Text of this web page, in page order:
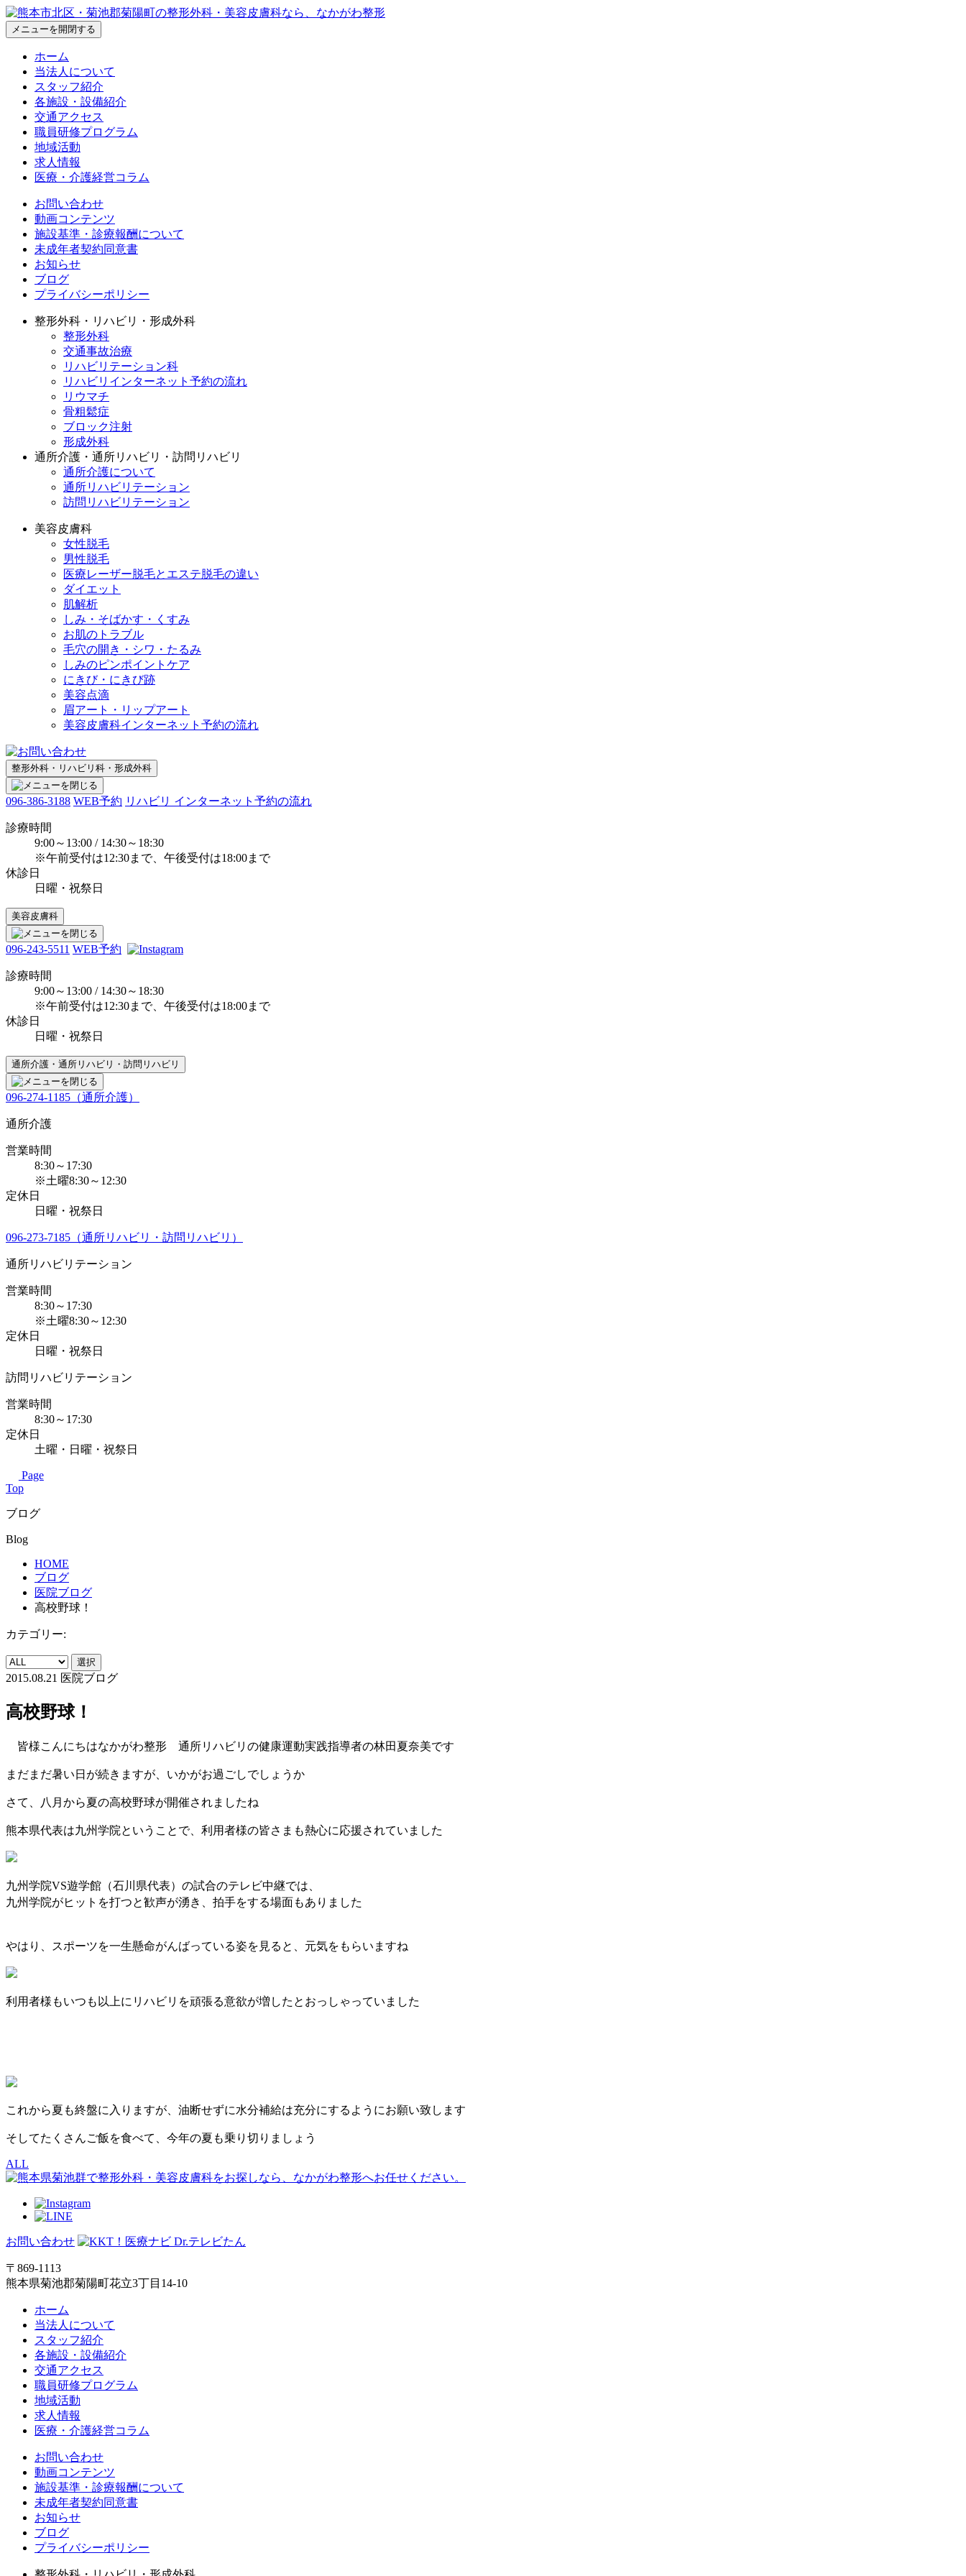
メニューを開閉する
ホーム
当法人について
スタッフ紹介
各施設・設備紹介
交通アクセス
職員研修プログラム
地域活動
求人情報
医療・介護経営コラム
お問い合わせ
動画コンテンツ
施設基準・診療報酬について
未成年者契約同意書
お知らせ
ブログ
プライバシーポリシー
整形外科・リハビリ・形成外科
整形外科
交通事故治療
リハビリテーション科
リハビリインターネット予約の流れ
リウマチ
骨粗鬆症
ブロック注射
形成外科
通所介護・通所リハビリ・訪問リハビリ
通所介護について
通所リハビリテーション
訪問リハビリテーション
美容皮膚科
女性脱毛
男性脱毛
医療レーザー脱毛とエステ脱毛の違い
ダイエット
肌解析
しみ・そばかす・くすみ
お肌のトラブル
毛穴の開き・シワ・たるみ
しみのピンポイントケア
にきび・にきび跡
美容点滴
眉アート・リップアート
美容皮膚科インターネット予約の流れ
整形外科・リハビリ科・形成外科
096-386-3188 WEB予約 リハビリ インターネット予約の流れ
診療時間
9:00～13:00 / 14:30～18:30
※午前受付は12:30まで、午後受付は18:00まで
休診日
日曜・祝祭日
美容皮膚科
096-243-5511 WEB予約
診療時間
9:00～13:00 / 14:30～18:30
※午前受付は12:30まで、午後受付は18:00まで
休診日
日曜・祝祭日
通所介護・通所リハビリ・訪問リハビリ
096-274-1185（通所介護）
通所介護
営業時間
8:30～17:30
※土曜8:30～12:30
定休日
日曜・祝祭日
096-273-7185（通所リハビリ・訪問リハビリ）
通所リハビリテーション
営業時間
8:30～17:30
※土曜8:30～12:30
定休日
日曜・祝祭日
訪問リハビリテーション
営業時間
8:30～17:30
定休日
土曜・日曜・祝祭日
Page
Top
ブログ
Blog
HOME
ブログ
医院ブログ
高校野球！
カテゴリー:
選択
2015.08.21 医院ブログ
高校野球！
皆様こんにちはなかがわ整形 通所リハビリの健康運動実践指導者の林田夏奈美です
まだまだ暑い日が続きますが、いかがお過ごしでしょうか
さて、八月から夏の高校野球が開催されましたね
熊本県代表は九州学院ということで、利用者様の皆さまも熱心に応援されていました
九州学院VS遊学館（石川県代表）の試合のテレビ中継では、
九州学院がヒットを打つと歓声が湧き、拍手をする場面もありました
やはり、スポーツを一生懸命がんばっている姿を見ると、元気をもらいますね
利用者様もいつも以上にリハビリを頑張る意欲が増したとおっしゃっていました
これから夏も終盤に入りますが、油断せずに水分補給は充分にするようにお願い致します
そしてたくさんご飯を食べて、今年の夏も乗り切りましょう
ALL
お問い合わせ
〒869-1113
熊本県菊池郡菊陽町花立3丁目14-10
ホーム
当法人について
スタッフ紹介
各施設・設備紹介
交通アクセス
職員研修プログラム
地域活動
求人情報
医療・介護経営コラム
お問い合わせ
動画コンテンツ
施設基準・診療報酬について
未成年者契約同意書
お知らせ
ブログ
プライバシーポリシー